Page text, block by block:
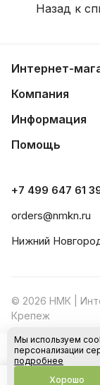
Назад к
Интернет-
Компания
Информация
Помощь
+7 499 647 61
orders@nmkn.ru
Нижний
© 2026 НМК |
Крепеж
Мы используем
персонализации
подробнее
Хорошо